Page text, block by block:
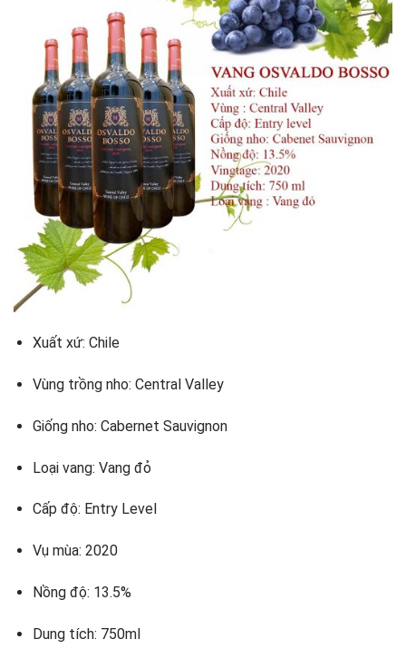
Xuất xứ: Chile
Vùng trồng nho: Central Valley
Giống nho: Cabernet Sauvignon
Loại vang: Vang đỏ
Cấp độ: Entry Level
Vụ mùa: 2020
Nồng độ: 13.5%
Dung tích: 750ml